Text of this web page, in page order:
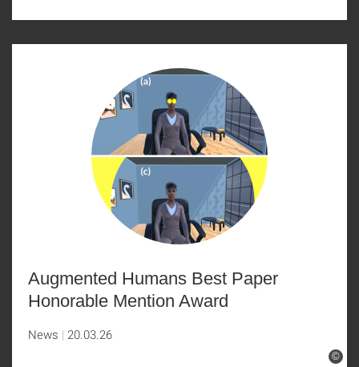
©
Augmented Humans Best Paper
Honorable Mention Award
News 20.03.26